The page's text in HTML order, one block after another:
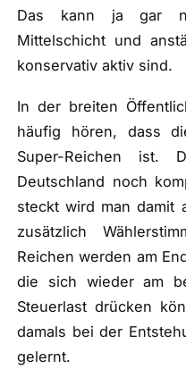
Das kann ja gar
Mittelschicht und
konservativ aktiv sind.
In der breiten
häufig hören, dass
Super-Reichen ist.
Deutschland noch
steckt wird man damit
zusätzlich
Reichen werden am
die sich wieder am
Steuerlast drücken
damals bei der
gelernt.